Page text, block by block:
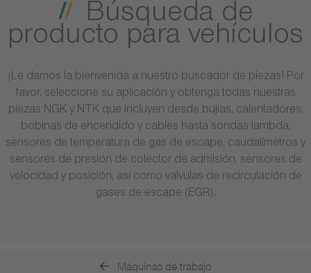
Búsqueda de
producto para vehículos
¡Le damos la bienvenida a nuestro buscador de piezas! Por
favor, seleccione su aplicación y obtenga todas nuestras
piezas NGK y NTK que incluyen desde bujías, calentadores,
bobinas de encendido y cables hasta sondas lambda,
sensores de temperatura de gas de escape, caudalímetros y
sensores de presión de colector de admisión, sensores de
velocidad y posición, así como válvulas de recirculación de
gases de escape (EGR).
Máquinas de trabajo